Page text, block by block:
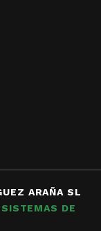
ARAÑA SL
SISTEMAS DE